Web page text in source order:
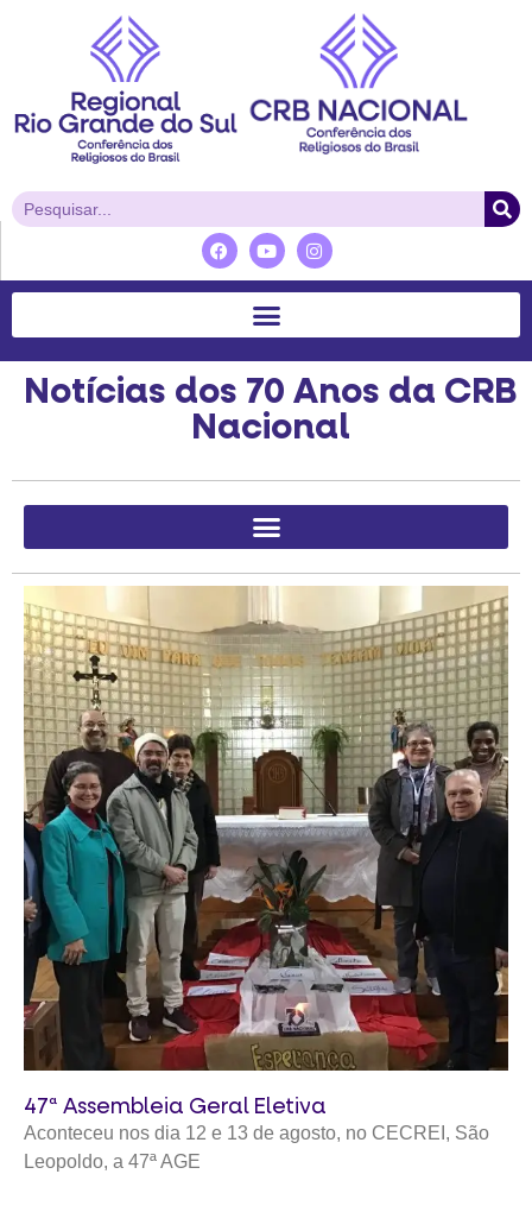
Notícias dos 70 Anos da CRB
Nacional
47ª Assembleia Geral Eletiva
Aconteceu nos dia 12 e 13 de agosto, no CECREI, São
Leopoldo, a 47ª AGE